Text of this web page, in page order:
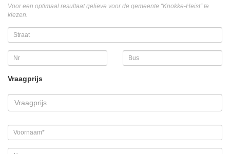
Voor een optimaal resultaat gelieve voor de gemeente “Knokke-Heist” te
kiezen.
Vraagprijs